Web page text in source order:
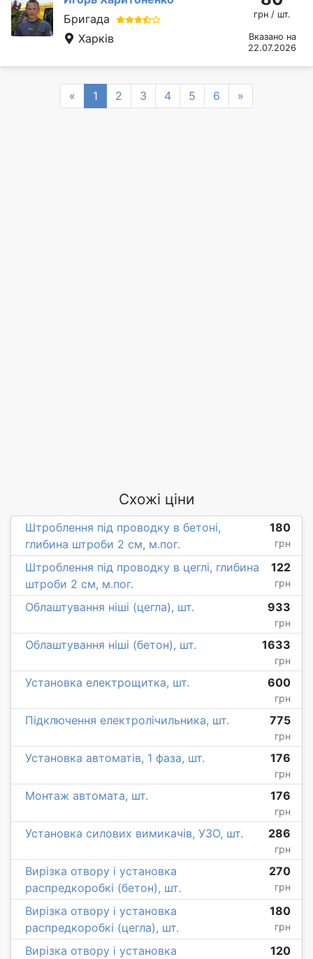
Бригада
Харків
грн / шт.
Вказано на
22.07.2026
« Previous
1 2 3 4 5 6 »
Схожі ціни
Штроблення під проводку в бетоні,
глибина штроби 2 см, м.пог.
180
грн
Штроблення під проводку в цеглі, глибина
штроби 2 см, м.пог.
122
грн
Облаштування ніші (цегла), шт. 933
грн
Облаштування ніші (бетон), шт. 1633
грн
Установка електрощитка, шт. 600
грн
Підключення електролічильника, шт. 775
грн
Установка автоматів, 1 фаза, шт. 176
грн
Монтаж автомата, шт. 176
грн
Установка силових вимикачів, УЗО, шт. 286
грн
Вирізка отвору і установка
распредкоробкі (бетон), шт.
270
грн
Вирізка отвору і установка
распредкоробкі (цегла), шт.
180
грн
Вирізка отвору і установка
120